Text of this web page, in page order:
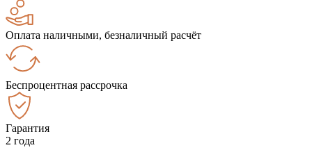
Оплата наличными, безналичный расчёт
Беспроцентная рассрочка
Гарантия
2 года